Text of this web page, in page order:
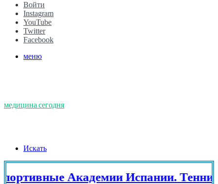
Войти
Instagram
YouTube
Twitter
Facebook
меню
медицина сегодня
Искать
Академии Испании. Теннис в